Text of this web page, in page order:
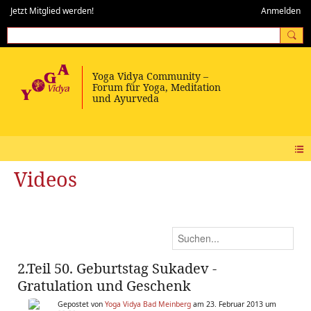
Jetzt Mitglied werden! Anmelden
Videos
2.Teil 50. Geburtstag Sukadev -
Gratulation und Geschenk
Gepostet von Yoga Vidya Bad Meinberg am 23. Februar 2013 um